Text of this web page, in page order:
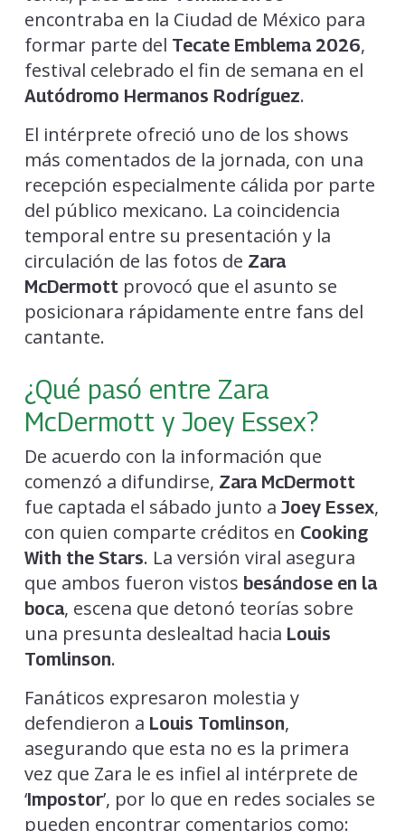
encontraba en la Ciudad de México para
formar parte del Tecate Emblema 2026,
festival celebrado el fin de semana en el
Autódromo Hermanos Rodríguez.
El intérprete ofreció uno de los shows
más comentados de la jornada, con una
recepción especialmente cálida por parte
del público mexicano. La coincidencia
temporal entre su presentación y la
circulación de las fotos de Zara
McDermottprovocó que el asunto se
posicionara rápidamente entre fans del
cantante.
¿Qué pasó entre Zara
McDermott y Joey Essex?
De acuerdo con la información que
comenzó a difundirse, Zara McDermott
fue captada el sábado junto a Joey Essex,
con quien comparte créditos en Cooking
With the Stars. La versión viral asegura
que ambos fueron vistos besándose en la
boca, escena que detonó teorías sobre
una presunta deslealtad hacia Louis
Tomlinson.
Fanáticos expresaron molestia y
defendieron a Louis Tomlinson,
asegurando que esta no es la primera
vez que Zara le es infiel al intérprete de
‘Impostor’, por lo que en redes sociales se
pueden encontrar comentarios como: